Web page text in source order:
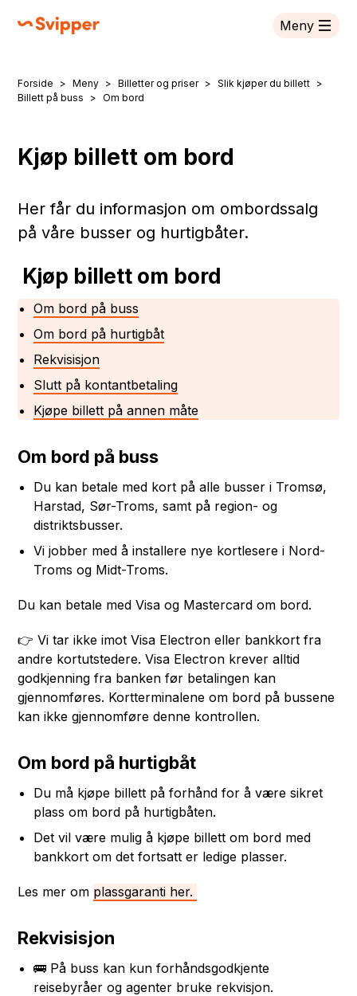
Meny
Du er her:
Forside Meny Billetter og priser
Slik kjøper du billett
Billett på buss
Om bord
Kjøp billett om bord
Her får du informasjon om ombordssalg
på våre busser og hurtigbåter.
Kjøp billett om bord
Om bord på buss
Om bord på hurtigbåt
Rekvisisjon
Slutt på kontantbetaling
Kjøpe billett på annen måte
Om bord på buss
Du kan betale med kort på alle busser i Tromsø,
Harstad, Sør-Troms, samt på region- og
distriktsbusser.
Vi jobber med å installere nye kortlesere i Nord-
Troms og Midt-Troms.
Du kan betale med Visa og Mastercard om bord.
👉 Vi tar ikke imot Visa Electron eller bankkort fra
andre kortutstedere. Visa Electron krever alltid
godkjenning fra banken før betalingen kan
gjennomføres. Kortterminalene om bord på bussene
kan ikke gjennomføre denne kontrollen.
Om bord på hurtigbåt
Du må kjøpe billett på forhånd for å være sikret
plass om bord på hurtigbåten.
Det vil være mulig å kjøpe billett om bord med
bankkort om det fortsatt er ledige plasser.
Les mer om plassgaranti her.
Rekvisisjon
🚌 På buss kan kun forhåndsgodkjente
reisebyråer og agenter bruke rekvisjon.